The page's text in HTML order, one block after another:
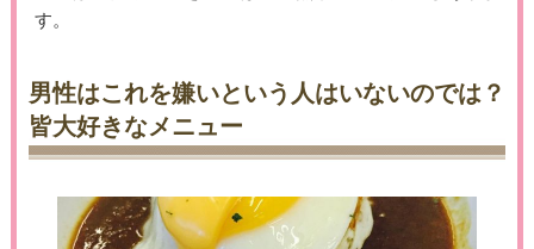
す。
男性はこれを嫌いという人はいないのでは？
皆大好きなメニュー